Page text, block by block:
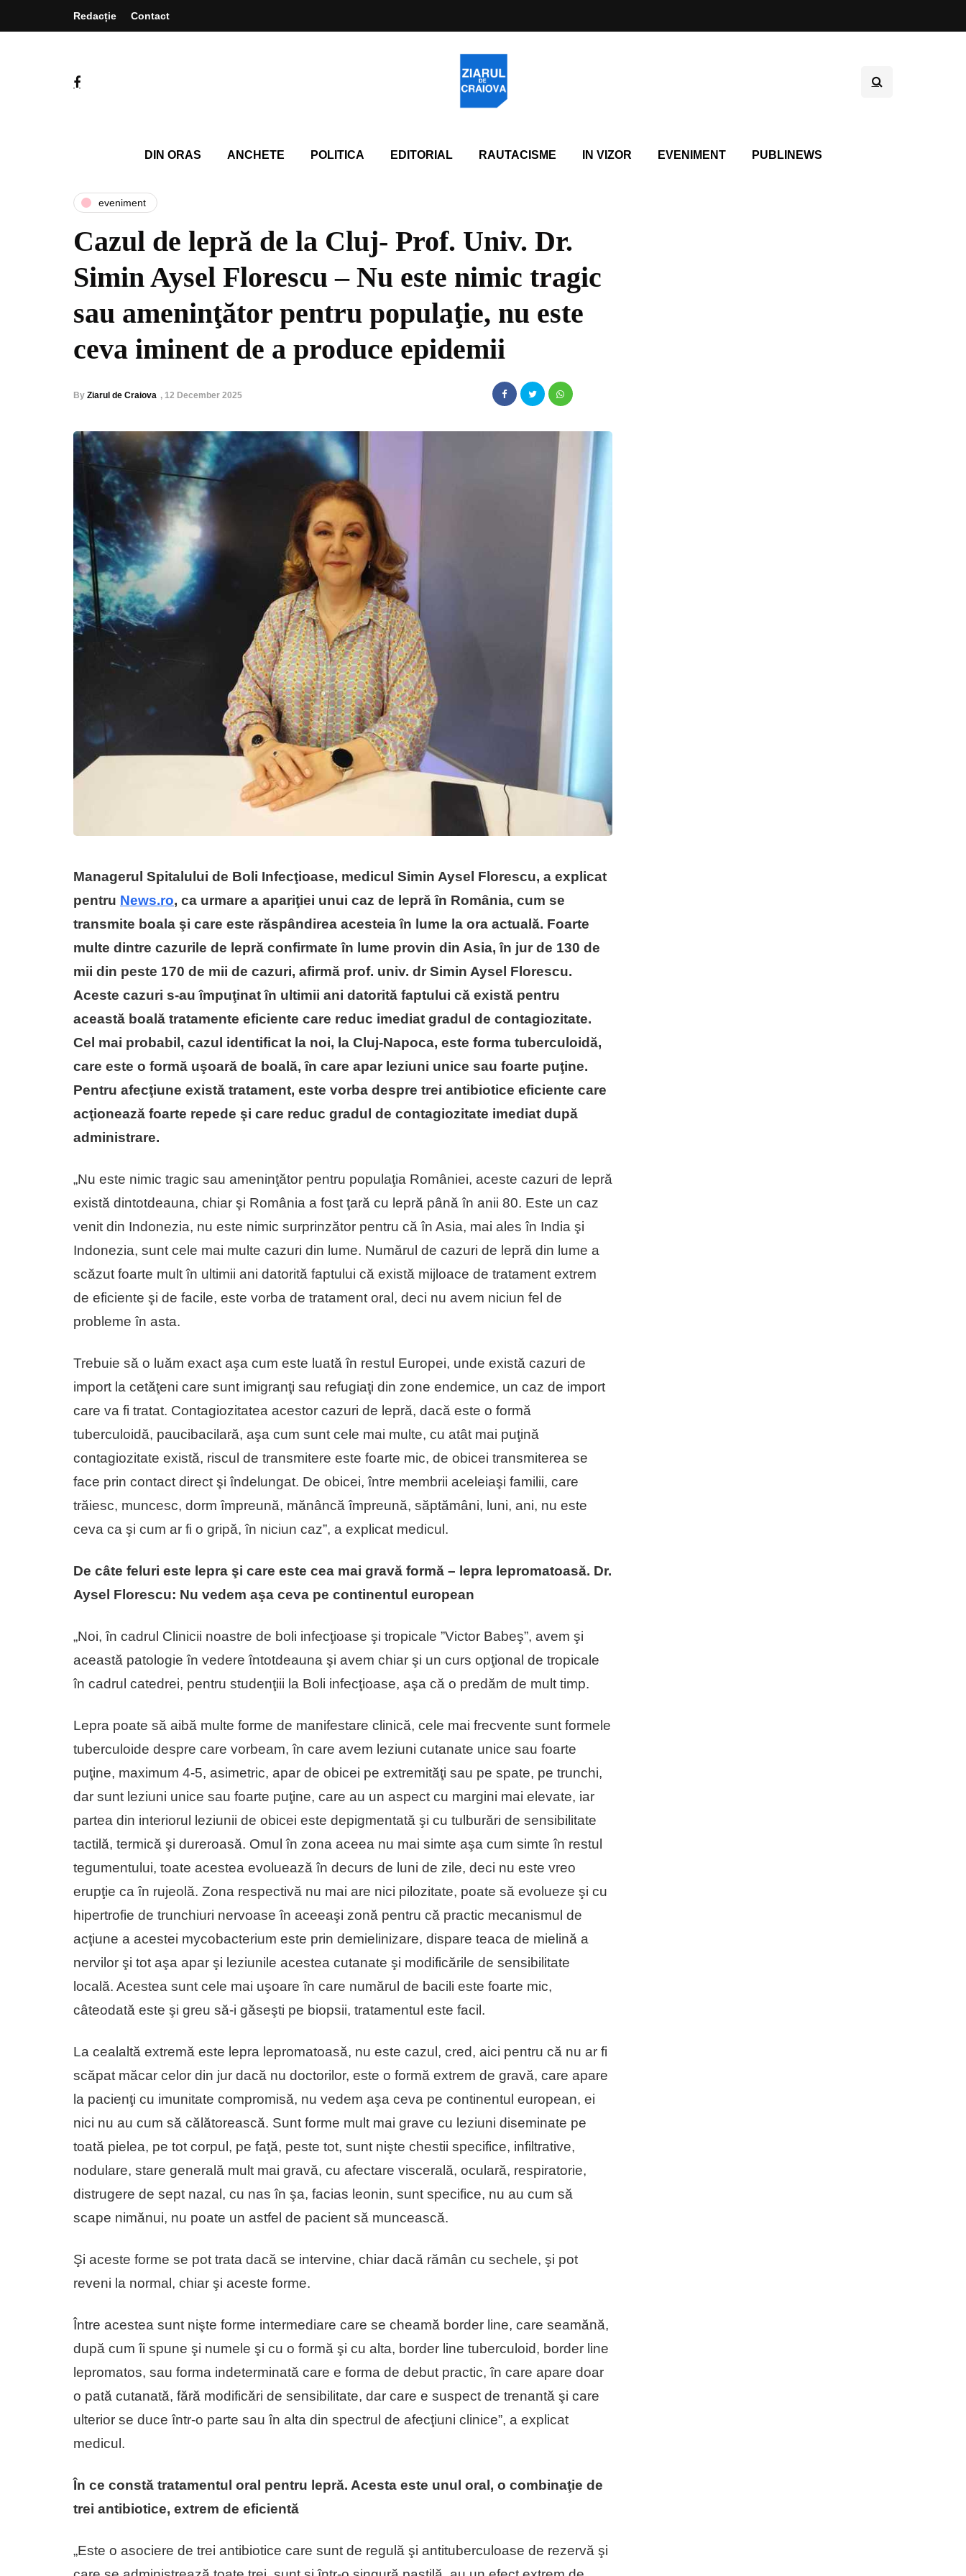
Redacție Contact
DIN ORAS ANCHETE POLITICA EDITORIAL RAUTACISME IN VIZOR EVENIMENT PUBLINEWS
eveniment
Cazul de lepră de la Cluj- Prof. Univ. Dr.
Simin Aysel Florescu – Nu este nimic tragic
sau ameninţător pentru populaţie, nu este
ceva iminent de a produce epidemii
By Ziarul de Craiova , 12 December 2025
Managerul Spitalului de Boli Infecţioase, medicul Simin Aysel Florescu, a explicat
pentru News.ro, ca urmare a apariţiei unui caz de lepră în România, cum se
transmite boala şi care este răspândirea acesteia în lume la ora actuală. Foarte
multe dintre cazurile de lepră confirmate în lume provin din Asia, în jur de 130 de
mii din peste 170 de mii de cazuri, afirmă prof. univ. dr Simin Aysel Florescu.
Aceste cazuri s-au împuţinat în ultimii ani datorită faptului că există pentru
această boală tratamente eficiente care reduc imediat gradul de contagiozitate.
Cel mai probabil, cazul identificat la noi, la Cluj-Napoca, este forma tuberculoidă,
care este o formă uşoară de boală, în care apar leziuni unice sau foarte puţine.
Pentru afecţiune există tratament, este vorba despre trei antibiotice eficiente care
acţionează foarte repede şi care reduc gradul de contagiozitate imediat după
administrare.
„Nu este nimic tragic sau ameninţător pentru populaţia României, aceste cazuri de lepră
există dintotdeauna, chiar şi România a fost ţară cu lepră până în anii 80. Este un caz
venit din Indonezia, nu este nimic surprinzător pentru că în Asia, mai ales în India şi
Indonezia, sunt cele mai multe cazuri din lume. Numărul de cazuri de lepră din lume a
scăzut foarte mult în ultimii ani datorită faptului că există mijloace de tratament extrem
de eficiente şi de facile, este vorba de tratament oral, deci nu avem niciun fel de
probleme în asta.
Trebuie să o luăm exact aşa cum este luată în restul Europei, unde există cazuri de
import la cetăţeni care sunt imigranţi sau refugiaţi din zone endemice, un caz de import
care va fi tratat. Contagiozitatea acestor cazuri de lepră, dacă este o formă
tuberculoidă, paucibacilară, aşa cum sunt cele mai multe, cu atât mai puţină
contagiozitate există, riscul de transmitere este foarte mic, de obicei transmiterea se
face prin contact direct şi îndelungat. De obicei, între membrii aceleiaşi familii, care
trăiesc, muncesc, dorm împreună, mănâncă împreună, săptămâni, luni, ani, nu este
ceva ca şi cum ar fi o gripă, în niciun caz”, a explicat medicul.
De câte feluri este lepra şi care este cea mai gravă formă – lepra lepromatoasă. Dr.
Aysel Florescu: Nu vedem aşa ceva pe continentul european
„Noi, în cadrul Clinicii noastre de boli infecţioase şi tropicale ”Victor Babeş”, avem şi
această patologie în vedere întotdeauna şi avem chiar şi un curs opţional de tropicale
în cadrul catedrei, pentru studenţiii la Boli infecţioase, aşa că o predăm de mult timp.
Lepra poate să aibă multe forme de manifestare clinică, cele mai frecvente sunt formele
tuberculoide despre care vorbeam, în care avem leziuni cutanate unice sau foarte
puţine, maximum 4-5, asimetric, apar de obicei pe extremităţi sau pe spate, pe trunchi,
dar sunt leziuni unice sau foarte puţine, care au un aspect cu margini mai elevate, iar
partea din interiorul leziunii de obicei este depigmentată şi cu tulburări de sensibilitate
tactilă, termică şi dureroasă. Omul în zona aceea nu mai simte aşa cum simte în restul
tegumentului, toate acestea evoluează în decurs de luni de zile, deci nu este vreo
erupţie ca în rujeolă. Zona respectivă nu mai are nici pilozitate, poate să evolueze şi cu
hipertrofie de trunchiuri nervoase în aceeaşi zonă pentru că practic mecanismul de
acţiune a acestei mycobacterium este prin demielinizare, dispare teaca de mielină a
nervilor şi tot aşa apar şi leziunile acestea cutanate şi modificările de sensibilitate
locală. Acestea sunt cele mai uşoare în care numărul de bacili este foarte mic,
câteodată este şi greu să-i găseşti pe biopsii, tratamentul este facil.
La cealaltă extremă este lepra lepromatoasă, nu este cazul, cred, aici pentru că nu ar fi
scăpat măcar celor din jur dacă nu doctorilor, este o formă extrem de gravă, care apare
la pacienţi cu imunitate compromisă, nu vedem aşa ceva pe continentul european, ei
nici nu au cum să călătorească. Sunt forme mult mai grave cu leziuni diseminate pe
toată pielea, pe tot corpul, pe faţă, peste tot, sunt nişte chestii specifice, infiltrative,
nodulare, stare generală mult mai gravă, cu afectare viscerală, oculară, respiratorie,
distrugere de sept nazal, cu nas în şa, facias leonin, sunt specifice, nu au cum să
scape nimănui, nu poate un astfel de pacient să muncească.
Şi aceste forme se pot trata dacă se intervine, chiar dacă rămân cu sechele, şi pot
reveni la normal, chiar şi aceste forme.
Între acestea sunt nişte forme intermediare care se cheamă border line, care seamănă,
după cum îi spune şi numele şi cu o formă şi cu alta, border line tuberculoid, border line
lepromatos, sau forma indeterminată care e forma de debut practic, în care apare doar
o pată cutanată, fără modificări de sensibilitate, dar care e suspect de trenantă şi care
ulterior se duce într-o parte sau în alta din spectrul de afecţiuni clinice”, a explicat
medicul.
În ce constă tratamentul oral pentru lepră. Acesta este unul oral, o combinaţie de
trei antibiotice, extrem de eficientă
„Este o asociere de trei antibiotice care sunt de regulă şi antituberculoase de rezervă şi